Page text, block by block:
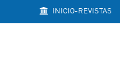
INICIO-REVISTAS